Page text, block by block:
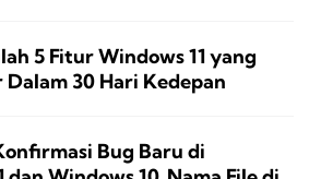
5 Fitur Windows 11 yang
30 Hari Kedepan
Bug Baru di